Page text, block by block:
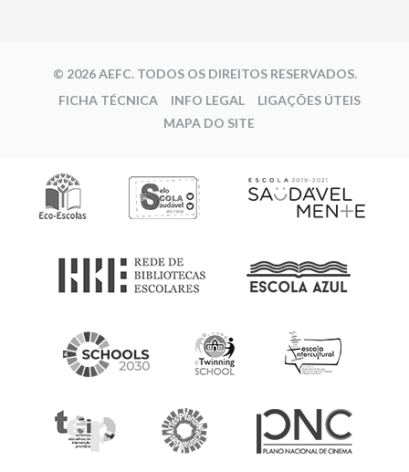
© 2026 AEFC. TODOS OS DIREITOS RESERVADOS.
FICHA TÉCNICA
INFO LEGAL
LIGAÇÕES ÚTEIS
MAPA DO SITE